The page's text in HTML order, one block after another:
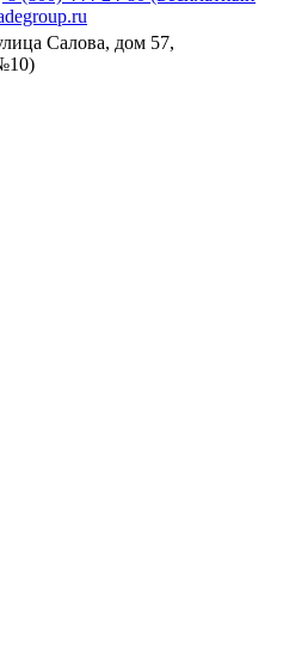
Салова, дом 57,